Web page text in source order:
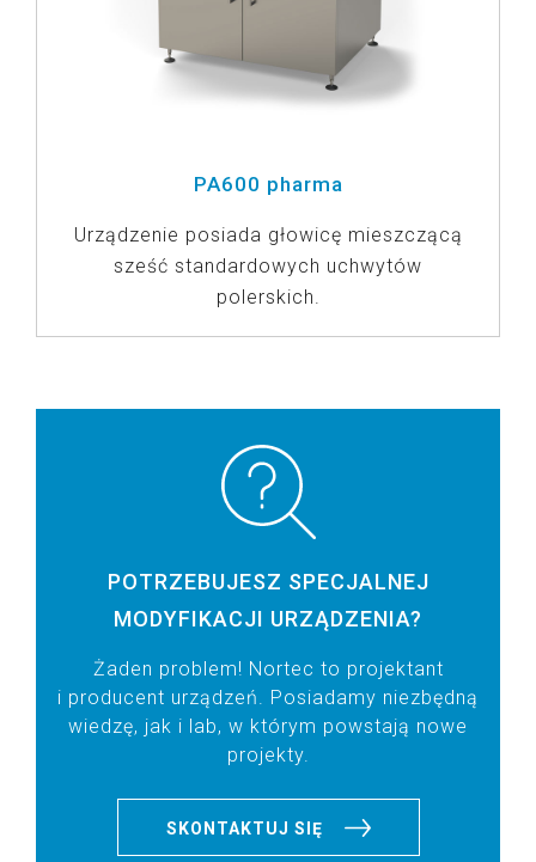
PA600 pharma
Urządzenie posiada głowicę mieszczącą
sześć standardowych uchwytów
polerskich.
POTRZEBUJESZ SPECJALNEJ
MODYFIKACJI URZĄDZENIA?
Żaden problem! Nortec to projektant
i producent urządzeń. Posiadamy niezbędną
wiedzę, jak i lab, w którym powstają nowe
projekty.
SKONTAKTUJ SIĘ